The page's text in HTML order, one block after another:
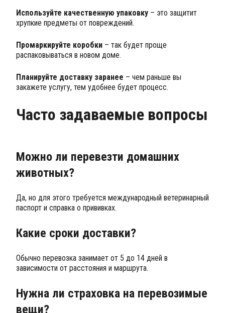
Используйте качественную упаковку – это защитит
хрупкие предметы от повреждений.
Промаркируйте коробки – так будет проще
распаковываться в новом доме.
Планируйте доставку заранее – чем раньше вы
закажете услугу, тем удобнее будет процесс.
Часто задаваемые вопросы
Можно ли перевезти домашних
животных?
Да, но для этого требуется международный ветеринарный
паспорт и справка о прививках.
Какие сроки доставки?
Обычно перевозка занимает от 5 до 14 дней в
зависимости от расстояния и маршрута.
Нужна ли страховка на перевозимые
вещи?